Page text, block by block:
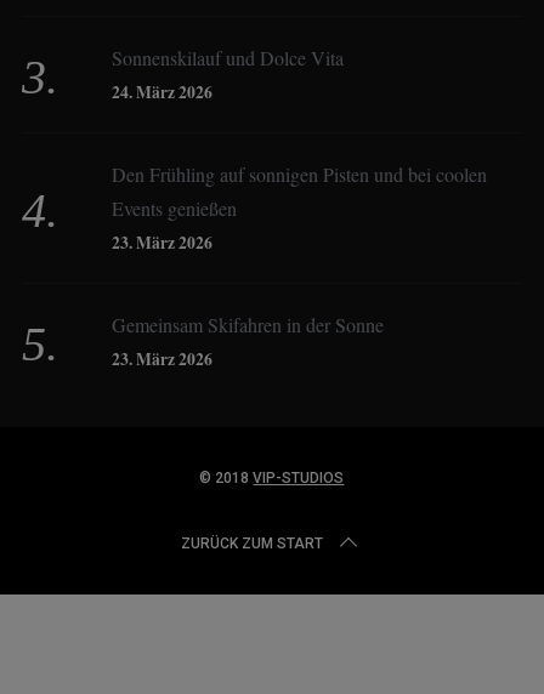
Derk Hoberg
Dominique Schroller
Fred Fettner
Sonnenskilauf und Dolce Vita
24. März 2026
Den Frühling auf sonnigen Pisten und bei coolen
Events genießen
23. März 2026
Gemeinsam Skifahren in der Sonne
23. März 2026
© 2018VIP-STUDIOS
ZURÜCK ZUM START